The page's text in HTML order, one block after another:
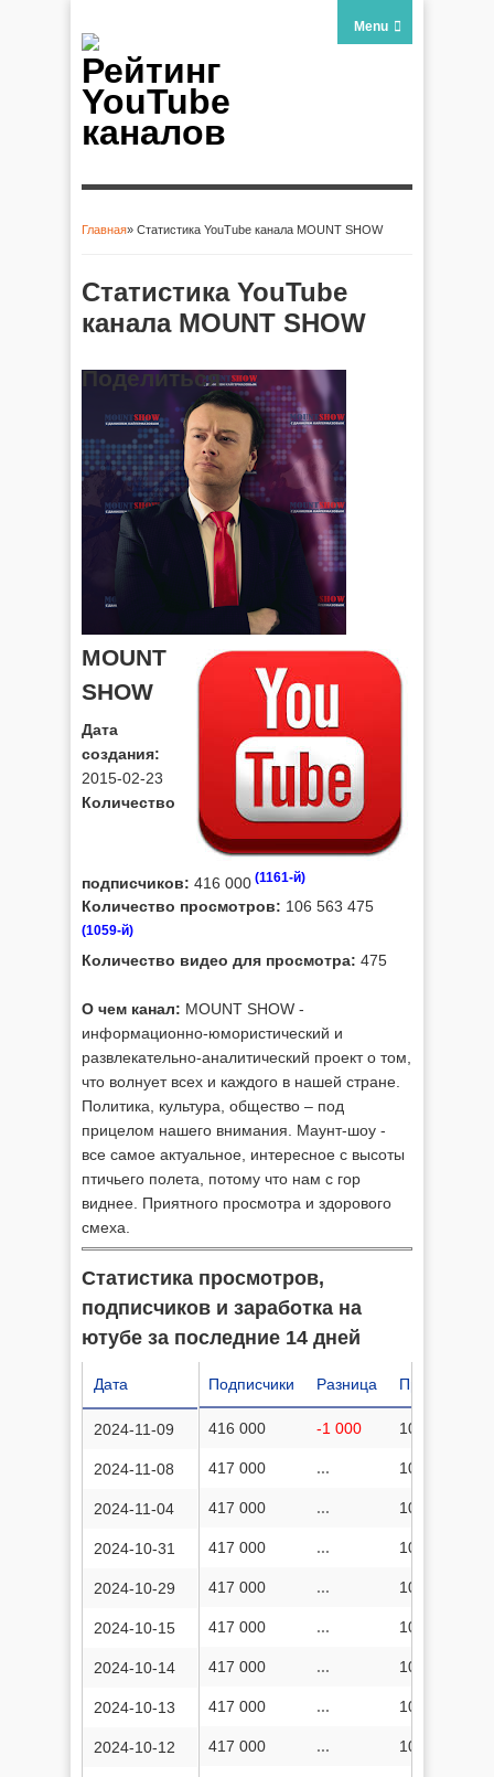
Рейтинг
YouTube
каналов
Menu
Главная» Статистика YouTube канала MOUNT SHOW
Статистика YouTube
канала MOUNT SHOW
Поделиться
MOUNT
SHOW
Дата
создания:
2015-02-23
Количество
подписчиков: 416 000 (1161-й)
Количество просмотров: 106 563 475
(1059-й)
Количество видео для просмотра: 475
О чем канал: MOUNT SHOW -
информационно-юмористический и
развлекательно-аналитический проект о том,
что волнует всех и каждого в нашей стране.
Политика, культура, общество – под
прицелом нашего внимания. Маунт-шоу -
все самое актуальное, интересное с высоты
птичьего полета, потому что нам с гор
виднее. Приятного просмотра и здорового
смеха.
Статистика просмотров,
подписчиков и заработка на
ютубе за последние 14 дней
Подписчики Разница Просмотров
416 000 -1 000 106 563 475
417 000 ... 106 563 002
417 000 ... 106 560 847
417 000 ... 106 558 391
417 000 ... 106 557 191
417 000 ... 106 532 022
417 000 ... 106 528 767
417 000 ... 106 526 240
417 000 ... 106 584 951
Дата
2024-11-09
2024-11-08
2024-11-04
2024-10-31
2024-10-29
2024-10-15
2024-10-14
2024-10-13
2024-10-12